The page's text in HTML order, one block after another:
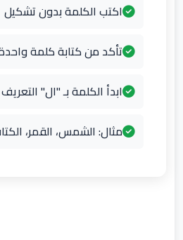
اكتب الكلمة بدون تشكيل
تأكد من كتابة كلمة
ابدأ الكلمة بـ "ال" التعريف
مثال: الشمس، القمر،